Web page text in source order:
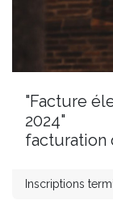
"Facture
2024"
facturation
Inscriptions